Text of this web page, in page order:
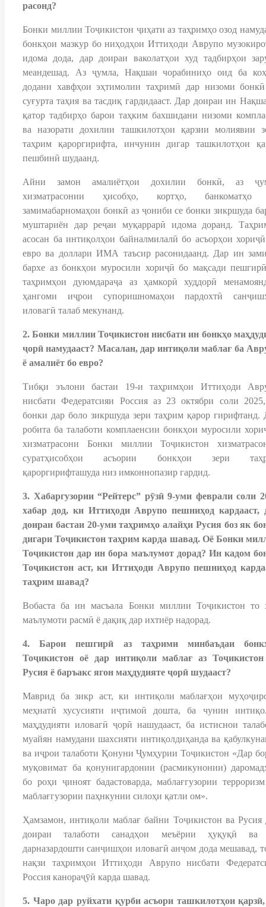
расонд?
Бонки миллии Тоҷикистон ҷиҳати аз таҳримҳо озод
бонкҳои мазкур бо ниҳодҳои Иттиҳоди Аврупо
идома дода, дар доираи ваколатҳои худ тадбирҳои
меандешад. Аз ҷумла, Нақшаи чорабиниҳо оид ба
додани хавфҳои эҳтимолии таҳримӣ дар низоми
суғурта таҳия ва тасдиқ гардидааст. Дар доираи ин
қатор тадбирҳо барои таҳким бахшидани низоми
ва назорати дохилии ташкилотҳои қарзии молиявии
таҳрим қароргирифта, инчунин дигар ташкилотҳои
пешбинӣ шудаанд.
Айни замон амалиётҳои дохилии бонкӣ, аз
хизматрасонии ҳисобҳо, кортҳо, банкоматҳо
замимабарномаҳои бонкӣ аз ҷониби се бонки зикршуда
муштариён дар реҷаи муқаррарӣ идома доранд.
асосан ба интиқолҳои байналмилалӣ бо асъорҳои
евро ва доллари ИМА таъсир расонидаанд. Дар ин
бархе аз бонкҳои муросили хориҷӣ бо мақсади
таҳримҳои дуюмдараҷа аз ҳамкорӣ худдорӣ
ҳангоми иҷрои супоришномаҳои пардохтӣ
иловагӣ талаб мекунанд.
2. Бонки миллии Тоҷикистон нисбати ин бонкҳо
ҷорӣ намудааст? Масалан, дар интиқоли маблағ ба
ё амалиёт бо евро?
Тибқи эълони бастаи 19-и таҳримҳои Иттиҳоди
нисбати Федератсияи Россия аз 23 октябри соли
бонки дар боло зикршуда зери таҳрим қарор гирифтанд.
робита ба талаботи комплаенсии бонкҳои муросили
хизматрасони Бонки миллии Тоҷикистон
суратҳисобҳои асъории бонкҳои зери
қароргирифташуда низ имконнопазир гардид.
3. Хабаргузории “Рейтерс” рӯзӣ 9-уми феврали соли
хабар дод, ки Иттиҳоди Аврупо пешниҳод кардааст,
доираи бастаи 20-уми таҳримҳо алайҳи Русия боз як
дигари Тоҷикистон таҳрим карда шавад. Оё Бонки
Тоҷикистон дар ин бора маълумот дорад? Ин кадом
Тоҷикистон аст, ки Иттиҳоди Аврупо пешниҳод
таҳрим шавад?
Вобаста ба ин масъала Бонки миллии Тоҷикистон то
маълумоти расмӣ ё дақиқ дар ихтиёр надорад.
4. Барои пешгирӣ аз таҳрими минбаъдаи
Тоҷикистон оё дар интиқоли маблағ аз
Русия ё баръакс ягон маҳдудияте ҷорӣ шудааст?
Маврид ба зикр аст, ки интиқоли маблағҳои
меҳнатӣ хусусияти иҷтимоӣ дошта, ба чунин
маҳдудияти иловагӣ ҷорӣ нашудааст, ба истиснои
муайян намудани шахсияти интиқолдиҳанда ва
ва иҷрои талаботи Қонуни Ҷумҳурии Тоҷикистон «Дар
муқовимат ба қонунигардонии (расмикунонии)
бо роҳи ҷиноят бадастоварда, маблағгузории
маблағгузории паҳнкунии силоҳи қатли ом».
Ҳамзамон, интиқоли маблағ байни Тоҷикистон ва Русия
доираи талаботи санадҳои меъёрии ҳуқуқӣ ва
дарназардошти санҷишҳои иловагӣ анҷом дода мешавад,
нақзи таҳримҳои Иттиҳоди Аврупо нисбати
Россия канораҷӯӣ карда шавад.
5. Чаро дар руйхати қурби асъори ташкилотҳои